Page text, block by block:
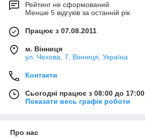
Рейтинг не сформований
Менше 5 відгуків за останній рік
Працює з 07.08.2011
м. Вінниця
ул. Чехова, 7, Вінниця, Україна
Контакти
Сьогодні працює з 08:00 до 17:00
Показати весь графік роботи
Про нас